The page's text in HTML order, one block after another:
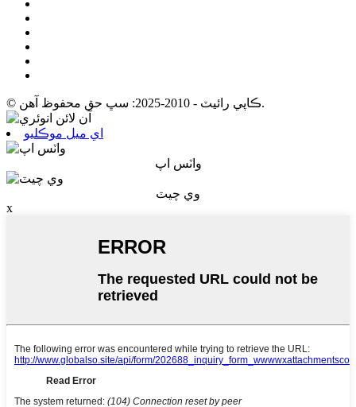
© ڪاپي رائيٽ - 2010-2025: سڀ حق محفوظ آهن.
اي ميل موڪليو
واٽس اپ
وي چيٽ
x